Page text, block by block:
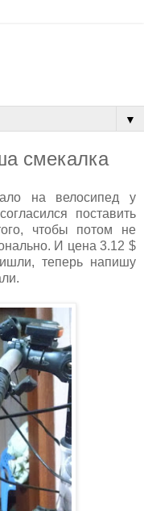
▼
смекалка
на велосипед у
поставить
чтобы потом не
И цена 3.12 $
теперь напишу